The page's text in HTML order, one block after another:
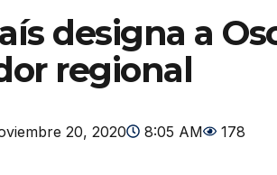
designa a
regional
20, 2020 8:05 AM 178